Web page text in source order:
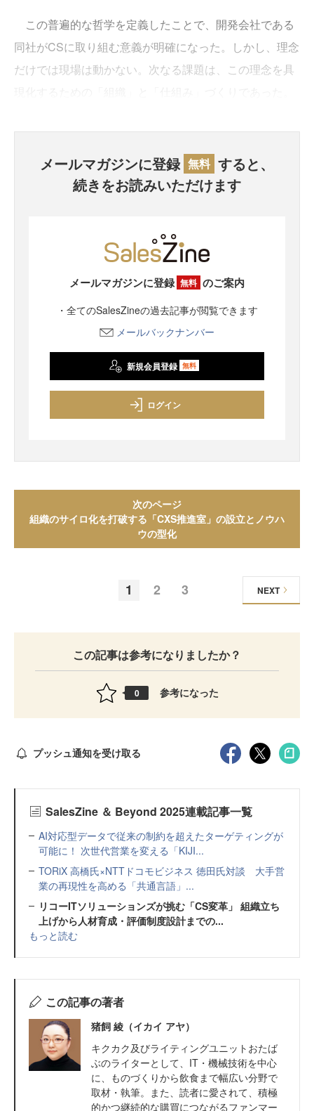
この普遍的な哲学を定義したことで、開発会社である
同社がCSに取り組む意義が明確になった。しかし、理念
だけでは現場は動かない。次なる課題は、この理念を具
メールマガジンに登録 無料 すると、
続きをお読みいただけます
メールマガジンに登録 無料 のご案内
・全てのSalesZineの過去記事が閲覧できます
メールバックナンバー
新規会員登録 無料
ログイン
次のページ
組織のサイロ化を打破する「CXS推進室」の設立とノウハ
ウの型化
1 2 3 NEXT
この記事は参考になりましたか？
0 参考になった
プッシュ通知を受け取る
SalesZine ＆ Beyond 2025連載記事一覧
AI対応型データで従来の制約を超えたターゲティングが
可能に！ 次世代営業を変える「KIJI...
TORiX 高橋氏×NTTドコモビジネス 徳田氏対談 大手営
業の再現性を高める「共通言語」...
リコーITソリューションズが挑む「CS変革」 組織立ち
上げから人材育成・評価制度設計までの...
もっと読む
この記事の著者
猪飼 綾（イカイ アヤ）
キクカク及びライティングユニットおたば
ぶのライターとして、IT・機械技術を中心
に、ものづくりから飲食まで幅広い分野で
取材・執筆。また、読者に愛されて、積極
的かつ継続的な購買につながるファンマー